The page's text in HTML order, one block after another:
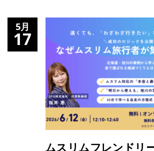
5月
17
ムスリムフレンドリ